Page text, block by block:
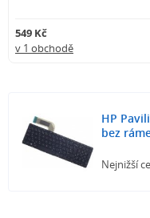
549 Kč
v 1 obchodě
HP
bez
Nejnižší